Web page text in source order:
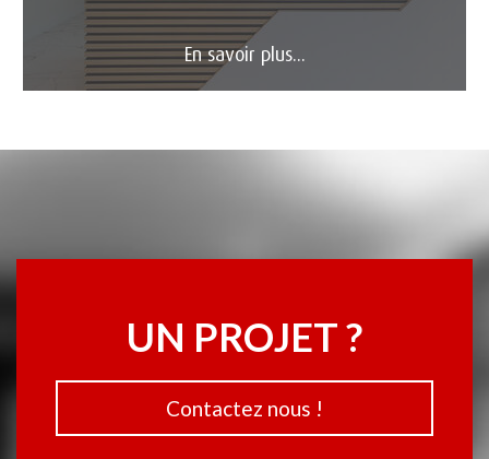
En savoir plus...
UN PROJET ?
Contactez nous !